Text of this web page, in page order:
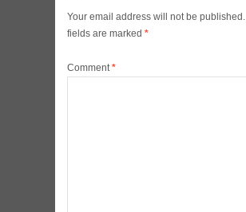
Your email address will not be published.
fields are marked *
Comment*